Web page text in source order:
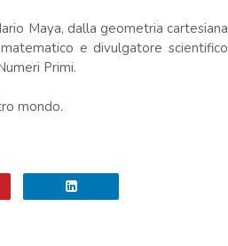
Maya, dalla geometria cartesiana
e divulgatore scientifico
Primi.
mondo.